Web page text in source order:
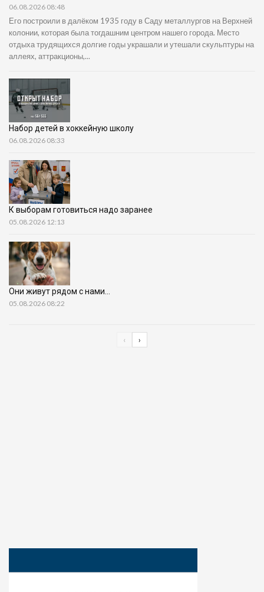
06.08.2026 08:48
Его построили в далёком 1935 году в Саду металлургов на Верхней
колонии, которая была тогдашним центром нашего города. Место
отдыха трудящихся долгие годы украшали и утешали скульптуры на
аллеях, аттракционы,...
Набор детей в хоккейную школу
06.08.2026 08:33
К выборам готовиться надо заранее
05.08.2026 12:13
Они живут рядом с нами…
05.08.2026 08:22
‹ ›